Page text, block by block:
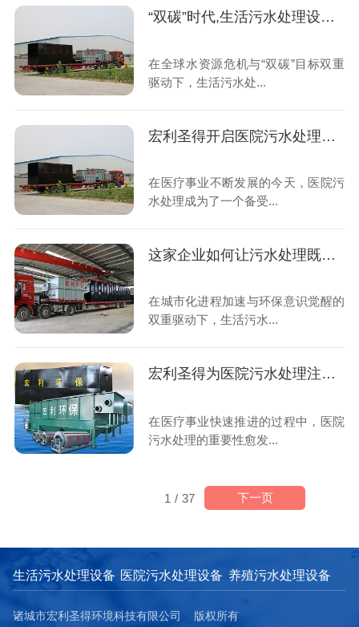
“双碳”时代,生活污水处理设备如何重塑绿色未来
在全球水资源危机与“双碳”目标双重
驱动下，生活污水处...
宏利圣得开启医院污水处理高效新时代
在医疗事业不断发展的今天，医院污
水处理成为了一个备受...
这家企业如何让污水处理既智能又省钱？
在城市化进程加速与环保意识觉醒的
双重驱动下，生活污水...
宏利圣得为医院污水处理注入新活力
在医疗事业快速推进的过程中，医院
污水处理的重要性愈发...
1 / 37 下一页
生活污水处理设备 医院污水处理设备 养殖污水处理设备
诸城市宏利圣得环境科技有限公司 版权所有